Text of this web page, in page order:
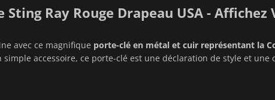
Ray Rouge Drapeau USA - Affichez
avec ce magnifique porte-clé en métal et cuir représentant la
accessoire, ce porte-clé est une déclaration de style et une